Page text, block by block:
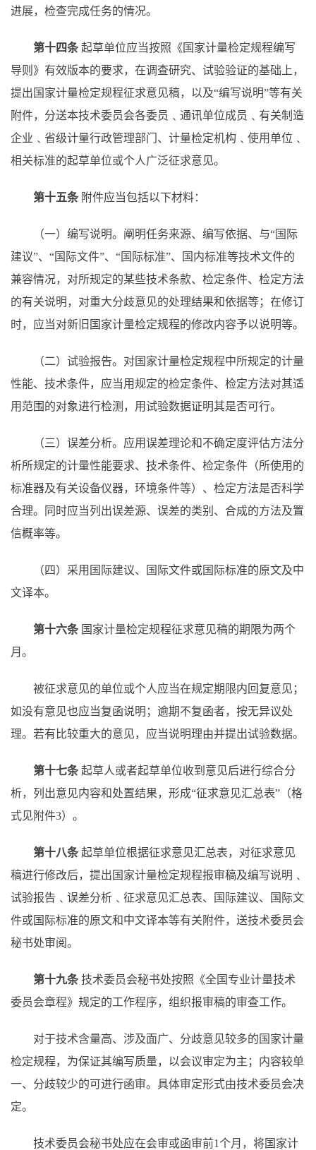
进展，检查完成任务的情况。
第十四条 起草单位应当按照《国家计量检定规程编写
导则》有效版本的要求，在调查研究、试验验证的基础上，
提出国家计量检定规程征求意见稿，以及“编写说明”等有关
附件，分送本技术委员会各委员﹑通讯单位成员﹑有关制造
企业﹑省级计量行政管理部门、计量检定机构﹑使用单位﹑
相关标准的起草单位或个人广泛征求意见。
第十五条 附件应当包括以下材料：
（一）编写说明。阐明任务来源、编写依据、与“国际
建议”、“国际文件”、“国际标准”、国内标准等技术文件的
兼容情况，对所规定的某些技术条款、检定条件、检定方法
的有关说明，对重大分歧意见的处理结果和依据等；在修订
时，应当对新旧国家计量检定规程的修改内容予以说明等。
（二）试验报告。对国家计量检定规程中所规定的计量
性能、技术条件，应当用规定的检定条件、检定方法对其适
用范围的对象进行检测，用试验数据证明其是否可行。
（三）误差分析。应用误差理论和不确定度评估方法分
析所规定的计量性能要求、技术条件、检定条件（所使用的
标准器及有关设备仪器，环境条件等）、检定方法是否科学
合理。同时应当列出误差源、误差的类别、合成的方法及置
信概率等。
（四）采用国际建议、国际文件或国际标准的原文及中
文译本。
第十六条 国家计量检定规程征求意见稿的期限为两个
月。
被征求意见的单位或个人应当在规定期限内回复意见；
如没有意见也应当复函说明；逾期不复函者，按无异议处
理。若有比较重大的意见，应当说明理由并提出试验数据。
第十七条 起草人或者起草单位收到意见后进行综合分
析，列出意见内容和处置结果，形成“征求意见汇总表”（格
式见附件3）。
第十八条 起草单位根据征求意见汇总表，对征求意见
稿进行修改后，提出国家计量检定规程报审稿及编写说明﹑
试验报告﹑误差分析﹑征求意见汇总表、国际建议、国际文
件或国际标准的原文和中文译本等有关附件，送技术委员会
秘书处审阅。
第十九条 技术委员会秘书处按照《全国专业计量技术
委员会章程》规定的工作程序，组织报审稿的审查工作。
对于技术含量高、涉及面广、分歧意见较多的国家计量
检定规程，为保证其编写质量，以会议审定为主；内容较单
一、分歧较少的可进行函审。具体审定形式由技术委员会决
定。
技术委员会秘书处应在会审或函审前1个月，将国家计